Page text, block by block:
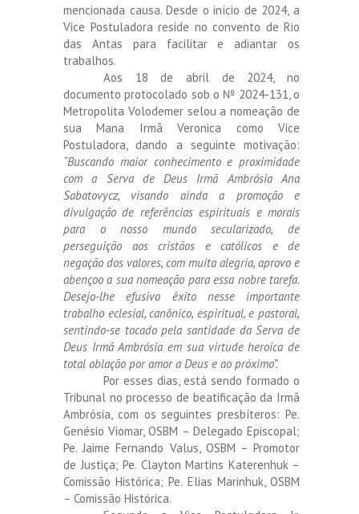
mencionada causa. Desde o início de 2024, a
Vice Postuladora reside no convento de Rio
das Antas para facilitar e adiantar os
trabalhos.
Aos 18 de abril de 2024, no
documento protocolado sob o № 2024-131, o
Metropolita Volodemer selou a nomeação de
sua Mana Irmã Veronica como Vice
Postuladora, dando a seguinte motivação:
“Buscando maior conhecimento e proximidade
com a Serva de Deus Irmã Ambrósia Ana
Sabatovycz, visando ainda a promoção e
divulgação de referências espirituais e morais
para o nosso mundo secularizado, de
perseguição aos cristãos e católicos e de
negação dos valores, com muita alegria, aprovo e
abençoo a sua nomeação para essa nobre tarefa.
Desejo-lhe efusivo êxito nesse importante
trabalho eclesial, canônico, espiritual, e pastoral,
sentindo-se tocado pela santidade da Serva de
Deus Irmã Ambrósia em sua virtude heroica de
total oblação por amor a Deus e ao próximo”.
Por esses dias, está sendo formado o
Tribunal no processo de beatificação da Irmã
Ambrósia, com os seguintes presbíteros: Pe.
Genésio Viomar, OSBM – Delegado Episcopal;
Pe. Jaime Fernando Valus, OSBM – Promotor
de Justiça; Pe. Clayton Martins Katerenhuk –
Comissão Histórica; Pe. Elias Marinhuk, OSBM
– Comissão Histórica.